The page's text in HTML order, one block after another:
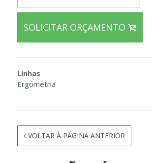
SOLICITAR ORÇAMENTO
Linhas
Ergometria
VOLTAR À PÁGINA ANTERIOR